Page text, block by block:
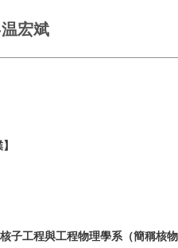
宏斌
子工程與工程物理學系（簡稱核物